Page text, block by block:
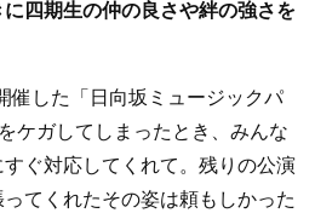
四期生の仲の良さや絆の強さを
催した「日向坂ミュージックパ
ケガしてしまったとき、みんな
ぐ対応してくれて。残りの公演
てくれたその姿は頼もしかった